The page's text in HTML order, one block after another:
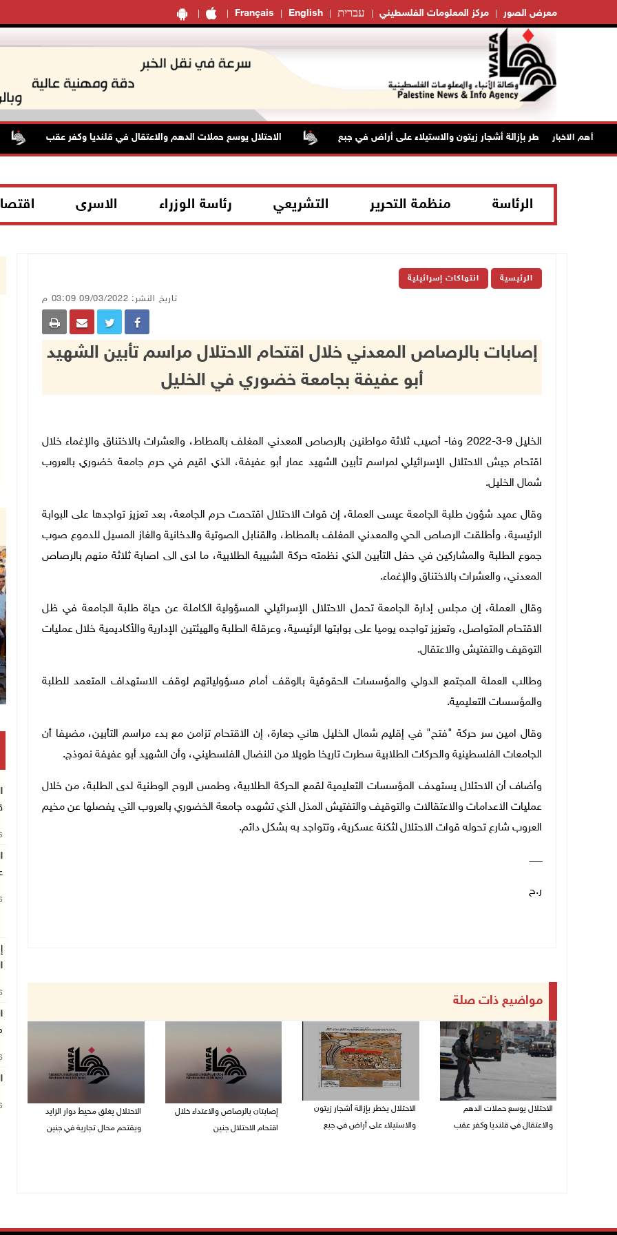
Français English עברית مركز المعلومات الفلسطيني معرض الصور
أهم الاخبار
الاحتلال يخطر بإزالة أشجار زيتون والاستيلاء على أراض في جبع الاحتلال يوسع حملات الدهم والاعتقال في قلنديا وكفر عقب
الرئاسة منظمة التحرير التشريعي رئاسة الوزراء الاسرى
الرئيسية انتهاكات إسرائيلية
تاريخ النشر: 09/03/2022 03:09 م
إصابات بالرصاص المعدني خلال اقتحام الاحتلال مراسم تأبين الشهيد
أبو عفيفة بجامعة خضوري في الخليل
ا
لخليل 9-3-2022 وفا- أصيب ثلاثة مواطنين بالرصاص المعدني المغلف بالمطاط، والعشرات بالاختناق والإغماء خلال
اقتحام جيش الاحتلال الإسرائيلي لمراسم تأبين الشهيد عمار أبو عفيفة، الذي اقيم في حرم جامعة خضوري بالعروب
شمال الخليل.
وقال عميد شؤون طلبة الجامعة عيسى العملة، إن قوات الاحتلال اقتحمت حرم الجامعة، بعد تعزيز تواجدها على البوابة
الرئيسية، وأطلقت الرصاص الحي والمعدني المغلف بالمطاط، والقنابل الصوتية والدخانية والغاز المسيل للدموع صوب
جموع الطلبة والمشاركين في حفل التأبين الذي نظمته حركة الشبيبة الطلابية، ما ادى الى اصابة ثلاثة منهم بالرصاص
المعدني، والعشرات بالاختناق والإغماء.
وقال العملة، إن مجلس إدارة الجامعة تحمل الاحتلال الإسرائيلي المسؤولية الكاملة عن حياة طلبة الجامعة في ظل
الاقتحام المتواصل، وتعزيز تواجده يوميا على بوابتها الرئيسية، وعرقلة الطلبة والهيئتين الإدارية والأكاديمية خلال عمليات
التوقيف والتفتيش والاعتقال.
وطالب العملة المجتمع الدولي والمؤسسات الحقوقية بالوقف أمام مسؤولياتهم لوقف الاستهداف المتعمد للطلبة
والمؤسسات التعليمية.
وقال امين سر حركة "فتح" في إقليم شمال الخليل هاني جعارة، إن الاقتحام تزامن مع بدء مراسم التأبين، مضيفا أن
الجامعات الفلسطينية والحركات الطلابية سطرت تاريخا طويلا من النضال الفلسطيني، وأن الشهيد أبو عفيفة نموذج.
وأضاف أن الاحتلال يستهدف المؤسسات التعليمية لقمع الحركة الطلابية، وطمس الروح الوطنية لدى الطلبة، من خلال
عمليات الاعدامات والاعتقالات والتوقيف والتفتيش المذل الذي تشهده جامعة الخضوري بالعروب التي يفصلها عن مخيم
العروب شارع تحوله قوات الاحتلال لثكنة عسكرية، وتتواجد به بشكل دائم.
ـــــــــ
ر.ح
مواضيع ذات صلة
الاحتلال يوسع حملات الدهم
والاعتقال في قلنديا وكفر عقب
الاحتلال يخطر بإزالة أشجار زيتون
والاستيلاء على أراض في جبع
إصابتان بالرصاص والاعتداء خلال
اقتحام الاحتلال جنين
الاحتلال يغلق محيط دوار الزايد
ويقتحم محال تجارية في جنين